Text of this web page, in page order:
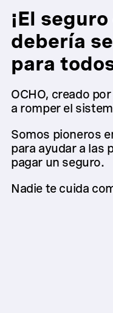
¡El
debería
para
OCHO, creado
a romper el
Somos pioneros
para ayudar a las
pagar un seguro.
Nadie te cuida